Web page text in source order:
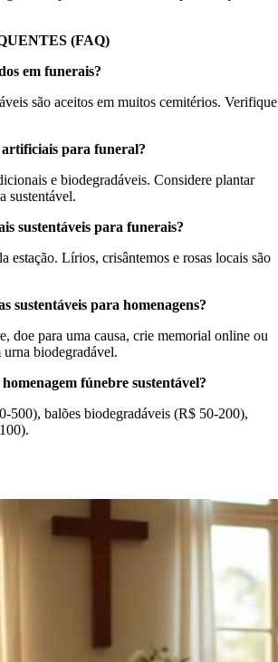
(FAQ)
em funerais?
são aceitos em muitos cemitérios. Verifique
para funeral?
e biodegradáveis. Considere plantar
sustentável.
sustentáveis para funerais?
estação. Lírios, crisântemos e rosas locais são
sustentáveis para homenagens?
doe para uma causa, crie memorial online ou
urna biodegradável.
fúnebre sustentável?
500), balões biodegradáveis (R$ 50-200),